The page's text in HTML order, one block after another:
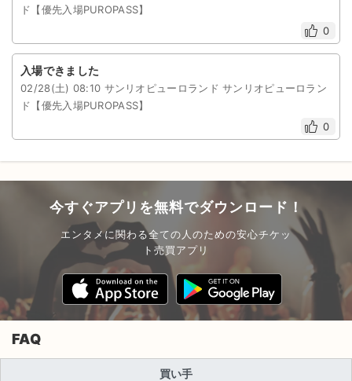
ド【優先入場PUROPASS】
0
入場できました
02/28(土) 08:10 サンリオピューロランド サンリオピューロラン
ド【優先入場PUROPASS】
0
今すぐアプリを無料でダウンロード！
エンタメに関わる全ての人のための安心チケッ
ト売買アプリ
FAQ
買い手